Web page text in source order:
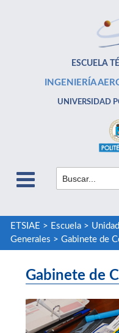
ESCUELA
INGENIERÍA
UNIVERSIDAD
ETSIAE > Escuela>
Generales > Gabinete de
Gabinete de